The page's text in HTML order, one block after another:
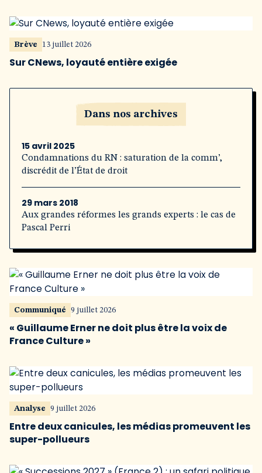
Brève 13 juillet 2026
Sur CNews, loyauté entière exigée
Dans nos archives
15 avril 2025
Condamnations du RN : saturation de la comm’,
discrédit de l’État de droit
29 mars 2018
Aux grandes réformes les grands experts : le cas de
Pascal Perri
Communiqué 9 juillet 2026
« Guillaume Erner ne doit plus être la voix de
France Culture »
Analyse 9 juillet 2026
Entre deux canicules, les médias promeuvent les
super-pollueurs